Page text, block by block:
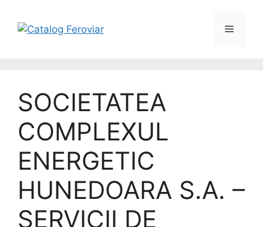
SOCIETATEA
COMPLEXUL
ENERGETIC
HUNEDOARA S.A. –
SERVICII DE